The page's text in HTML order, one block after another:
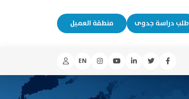
طلب دراسة جدوى منطقة العميل
EN